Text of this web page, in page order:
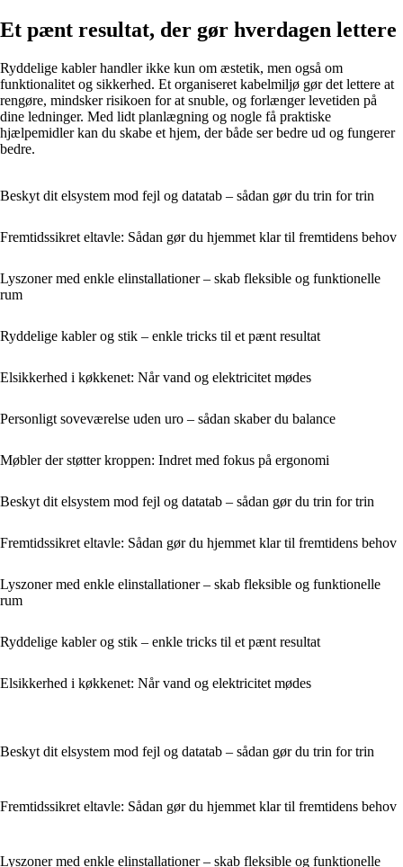
Et pænt resultat, der gør hverdagen lettere
Ryddelige kabler handler ikke kun om æstetik, men også om
funktionalitet og sikkerhed. Et organiseret kabelmiljø gør det lettere at
rengøre, mindsker risikoen for at snuble, og forlænger levetiden på
dine ledninger. Med lidt planlægning og nogle få praktiske
hjælpemidler kan du skabe et hjem, der både ser bedre ud og fungerer
bedre.
Beskyt dit elsystem mod fejl og datatab – sådan gør du trin for trin
Fremtidssikret eltavle: Sådan gør du hjemmet klar til fremtidens behov
Lyszoner med enkle elinstallationer – skab fleksible og funktionelle
rum
Ryddelige kabler og stik – enkle tricks til et pænt resultat
Elsikkerhed i køkkenet: Når vand og elektricitet mødes
Personligt soveværelse uden uro – sådan skaber du balance
Møbler der støtter kroppen: Indret med fokus på ergonomi
Beskyt dit elsystem mod fejl og datatab – sådan gør du trin for trin
Fremtidssikret eltavle: Sådan gør du hjemmet klar til fremtidens behov
Lyszoner med enkle elinstallationer – skab fleksible og funktionelle
rum
Ryddelige kabler og stik – enkle tricks til et pænt resultat
Elsikkerhed i køkkenet: Når vand og elektricitet mødes
Beskyt dit elsystem mod fejl og datatab – sådan gør du trin for trin
Fremtidssikret eltavle: Sådan gør du hjemmet klar til fremtidens behov
Lyszoner med enkle elinstallationer – skab fleksible og funktionelle